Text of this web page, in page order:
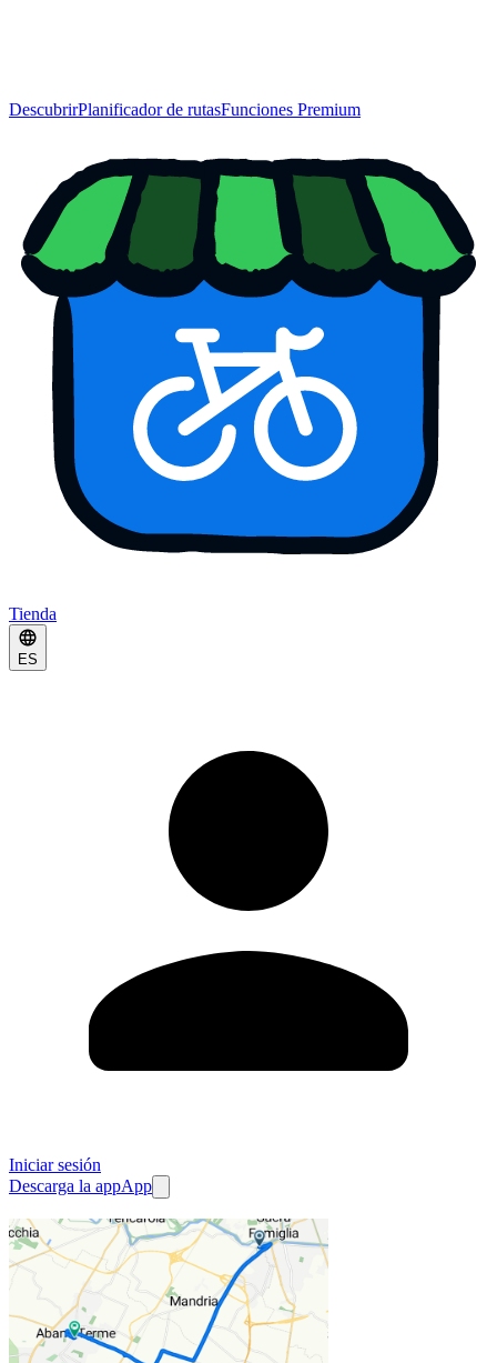
DescubrirPlanificador de rutasFunciones Premium
Tienda
ES
Iniciar sesión
Descarga la appApp